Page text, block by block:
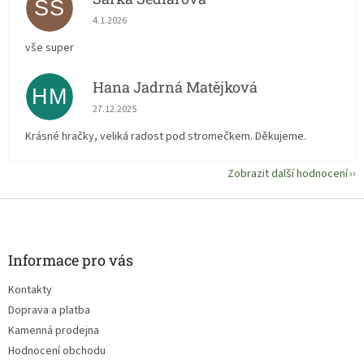
ŠS Hodnocení obchodu je 5 z 5 hvězdiček.
4.1.2026
vše super
HM Hana Jadrná Matějková
Hodnocení obchodu je 5 z 5 hvězdiček.
27.12.2025
Krásné hračky, veliká radost pod stromečkem. Děkujeme.
Zobrazit další hodnocení
Z
Informace pro vás
Kontakty
Doprava a platba
Kamenná prodejna
Hodnocení obchodu